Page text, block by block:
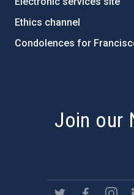
Ethics channel
Condolences for
Join our